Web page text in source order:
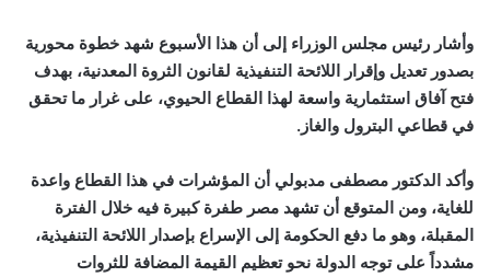
وأشار رئيس مجلس الوزراء إلى أن هذا الأسبوع شهد خطوة محورية
بصدور تعديل وإقرار اللائحة التنفيذية لقانون الثروة المعدنية، بهدف
فتح آفاق استثمارية واسعة لهذا القطاع الحيوي، على غرار ما تحقق
في قطاعي البترول والغاز.
وأكد الدكتور مصطفى مدبولي أن المؤشرات في هذا القطاع واعدة
للغاية، ومن المتوقع أن تشهد مصر طفرة كبيرة فيه خلال الفترة
المقبلة، وهو ما دفع الحكومة إلى الإسراع بإصدار اللائحة التنفيذية،
مشدداً على توجه الدولة نحو تعظيم القيمة المضافة للثروات